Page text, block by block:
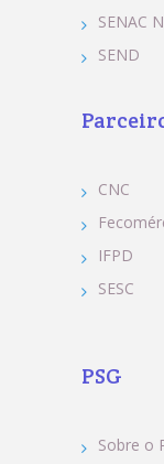
SENAC
SEND
CNC
IFPD
SESC
PSG
Sobre o